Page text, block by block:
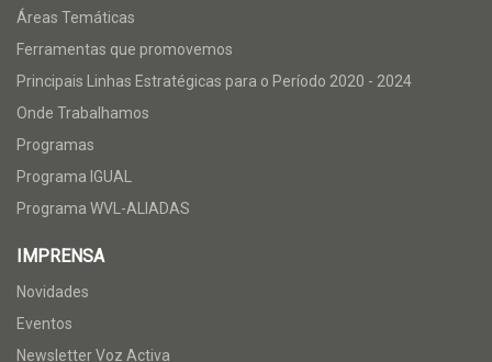
Áreas Temáticas
Ferramentas que promovemos
Principais Linhas Estratégicas para o Período 2020 - 2024
Onde Trabalhamos
Programas
Programa IGUAL
Programa WVL-ALIADAS
IMPRENSA
Novidades
Eventos
Newsletter Voz Activa